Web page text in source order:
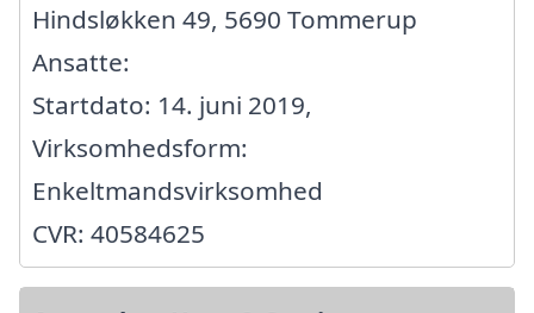
Hindsløkken 49, 5690 Tommerup
Ansatte:
Startdato: 14. juni 2019,
Virksomhedsform:
Enkeltmandsvirksomhed
CVR: 40584625